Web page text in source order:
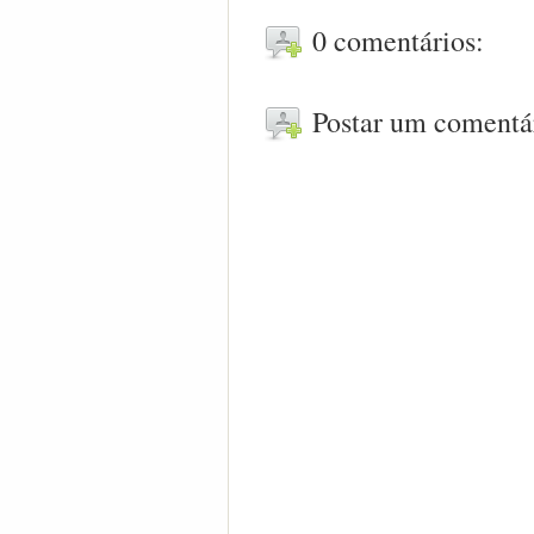
0 comentários:
Postar um